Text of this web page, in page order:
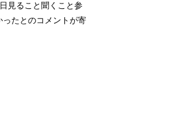
見ること聞くこと参
たとのコメントが寄